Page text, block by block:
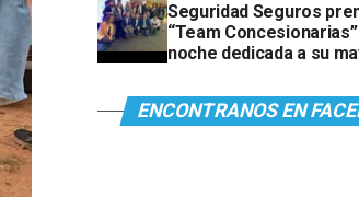
Seguridad Seguros
“Team
noche dedicada a su
ENCONTRANOS EN